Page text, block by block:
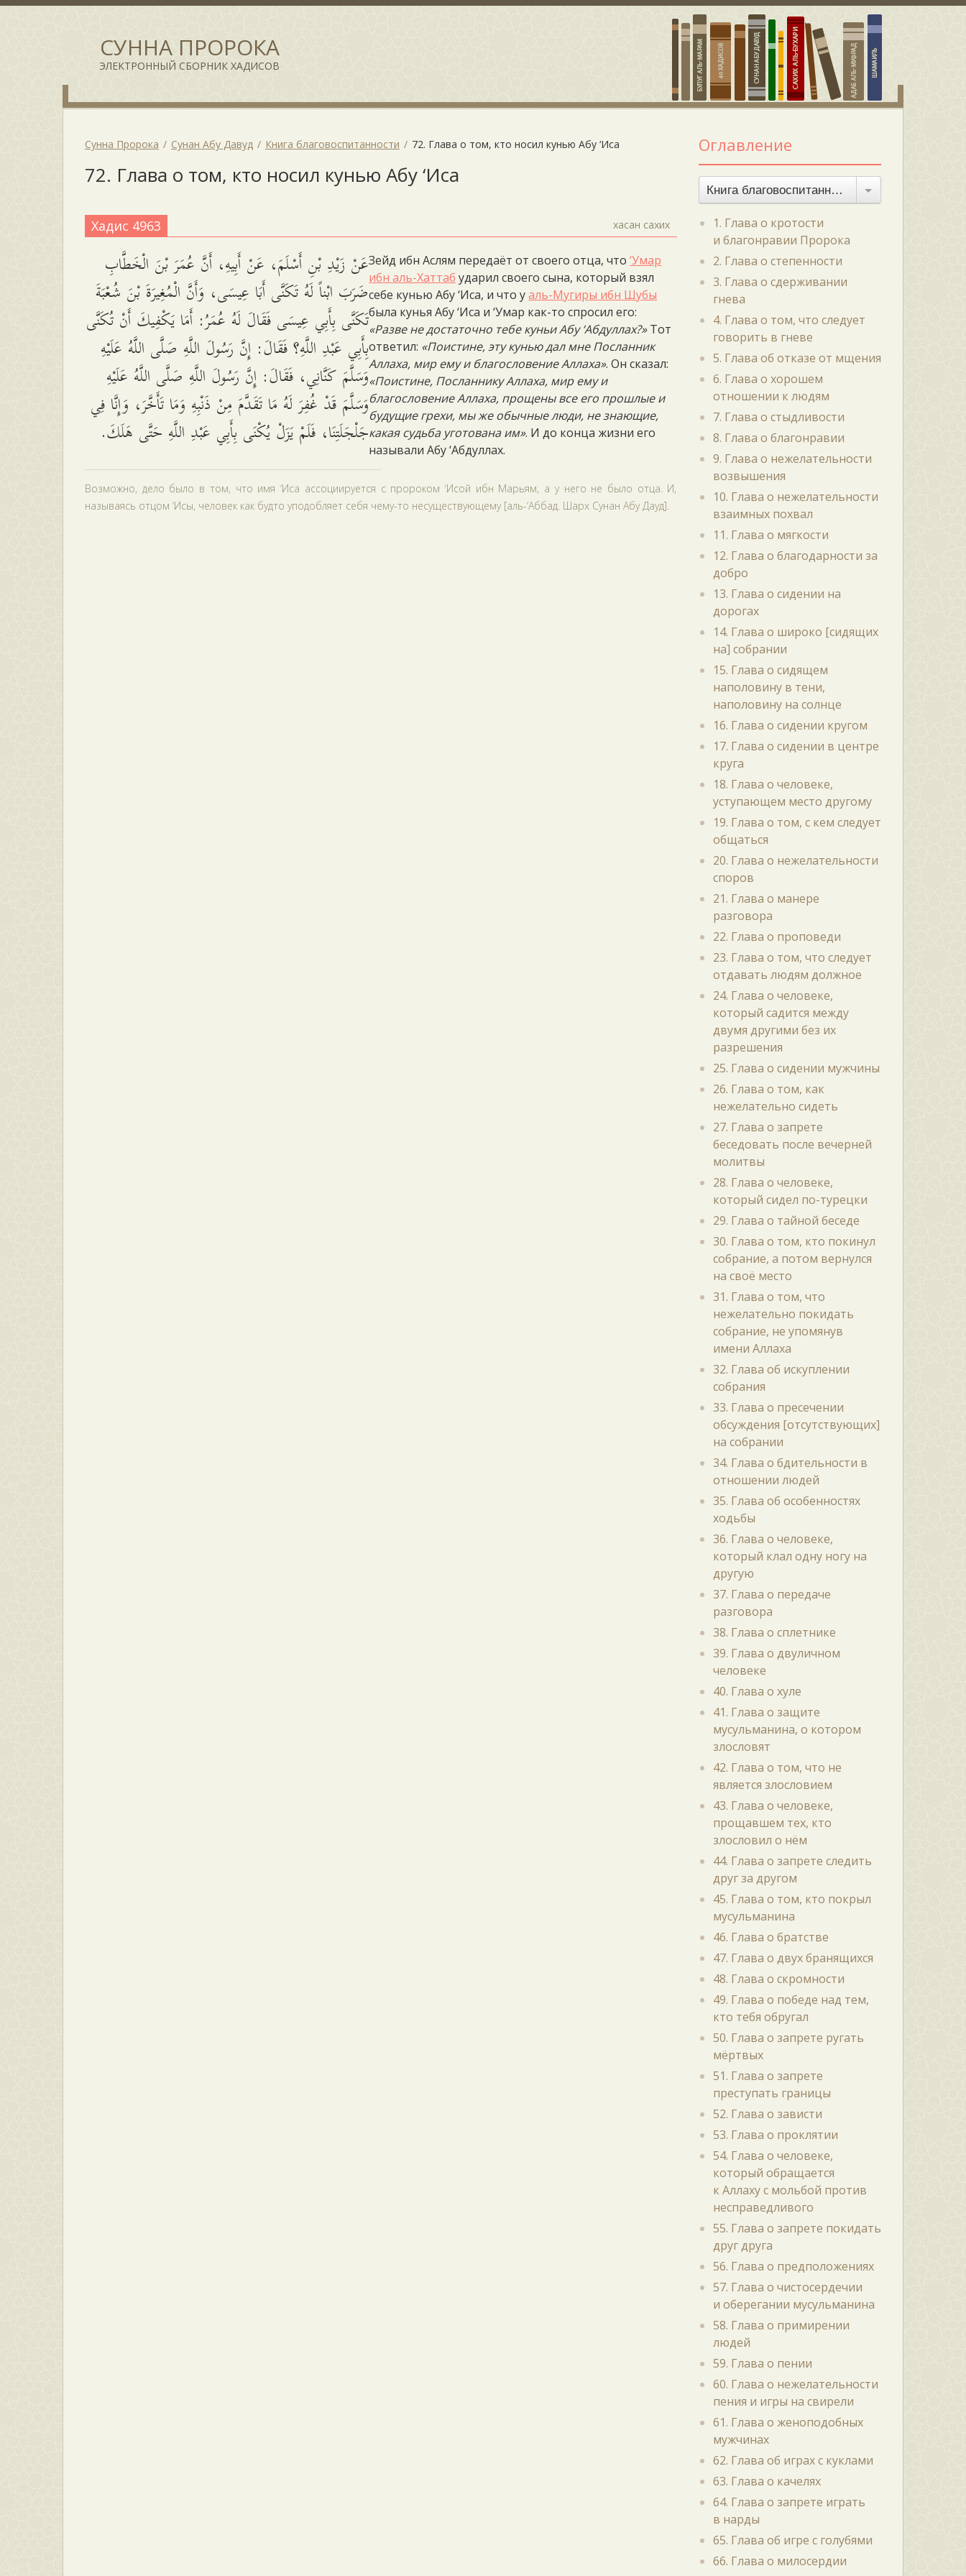
СУННА ПРОРОКА
ЭЛЕКТРОННЫЙ СБОРНИК ХАДИСОВ
Сунна Пророка Сунан Абу Давуд Книга благовоспитанности 72. Глава о том, кто носил кунью Абу ‘Иса
72. Глава о том, кто носил кунью Абу ‘Иса
Хадис 4963 хасан сахих
عَنْ زَيْدِ بْنِ أَسْلَمَ، عَنْ أَبِيهِ، أَنَّ عُمَرَ بْنَ الْخَطَّابِ
ضَرَبَ ابْناً لَهُ تَكَنَّى أَبَا عِيسَى، وَأَنَّ الْمُغِيرَةَ بْنَ شُعْبَةَ
تَكَنَّى بِأَبِي عِيسَى فَقَالَ لَهُ عُمَرُ: أَمَا يَكْفِيكَ أَنْ تُكَنَّى
بِأَبِي عَبْدِ اللَّهِ؟ فَقَالَ: إِنَّ رَسُولَ اللَّهِ صَلَّى اللَّهُ عَلَيْهِ
وَسَلَّمَ كَنَّانِي، فَقَالَ: إِنَّ رَسُولَ اللَّهِ صَلَّى اللَّهُ عَلَيْهِ
وَسَلَّمَ قَدْ غُفِرَ لَهُ مَا تَقَدَّمَ مِنْ ذَنْبِهِ وَمَا تَأَخَّرَ، وَإِنَّا فِي
جَلْجَلَتِنَا، فَلَمْ يَزَلْ يُكْنَى بِأَبِي عَبْدِ اللَّهِ حَتَّى هَلَكَ.
Зейд ибн Аслям передаёт от своего отца, что‘Умар
ибн аль-Хаттаб ударил своего сына, который взял
себе кунью Абу ‘Иса, и что уаль-Мугиры ибн Шубы
была кунья Абу ‘Иса и ‘Умар как-то спросил его:
«Разве не достаточно тебе куньи Абу ‘Абдуллах?»Тот
ответил: «Поистине, эту кунью дал мне Посланник
Аллаха, мир ему и благословение Аллаха». Он сказал:
«Поистине, Посланнику Аллаха, мир ему и
благословение Аллаха, прощены все его прошлые и
будущие грехи, мы же обычные люди, не знающие,
какая судьба уготована им». И до конца жизни его
называли Абу ‘Абдуллах.
Возможно, дело было в том, что имя ‘Иса ассоциируется с пророком ‘Исой ибн Марьям, а у него не было отца. И,
называясь отцом ‘Исы, человек как будто уподобляет себя чему-то несуществующему [аль-‘Аббад. Шарх Сунан Абу Дауд].
Оглавление
Книга благовоспитанности
1. Глава о кротости
и благонравии Пророка
2. Глава о степенности
3. Глава о сдерживании
гнева
4. Глава о том, что следует
говорить в гневе
5. Глава об отказе от мщения
6. Глава о хорошем
отношении к людям
7. Глава о стыдливости
8. Глава о благонравии
9. Глава о нежелательности
возвышения
10. Глава о нежелательности
взаимных похвал
11. Глава о мягкости
12. Глава о благодарности за
добро
13. Глава о сидении на
дорогах
14. Глава о широко [сидящих
на] собрании
15. Глава о сидящем
наполовину в тени,
наполовину на солнце
16. Глава о сидении кругом
17. Глава о сидении в центре
круга
18. Глава о человеке,
уступающем место другому
19. Глава о том, с кем следует
общаться
20. Глава о нежелательности
споров
21. Глава о манере
разговора
22. Глава о проповеди
23. Глава о том, что следует
отдавать людям должное
24. Глава о человеке,
который садится между
двумя другими без их
разрешения
25. Глава о сидении мужчины
26. Глава о том, как
нежелательно сидеть
27. Глава о запрете
беседовать после вечерней
молитвы
28. Глава о человеке,
который сидел по-турецки
29. Глава о тайной беседе
30. Глава о том, кто покинул
собрание, а потом вернулся
на своё место
31. Глава о том, что
нежелательно покидать
собрание, не упомянув
имени Аллаха
32. Глава об искуплении
собрания
33. Глава о пресечении
обсуждения [отсутствующих]
на собрании
34. Глава о бдительности в
отношении людей
35. Глава об особенностях
ходьбы
36. Глава о человеке,
который клал одну ногу на
другую
37. Глава о передаче
разговора
38. Глава о сплетнике
39. Глава о двуличном
человеке
40. Глава о хуле
41. Глава о защите
мусульманина, о котором
злословят
42. Глава о том, что не
является злословием
43. Глава о человеке,
прощавшем тех, кто
злословил о нём
44. Глава о запрете следить
друг за другом
45. Глава о том, кто покрыл
мусульманина
46. Глава о братстве
47. Глава о двух бранящихся
48. Глава о скромности
49. Глава о победе над тем,
кто тебя обругал
50. Глава о запрете ругать
мёртвых
51. Глава о запрете
преступать границы
52. Глава о зависти
53. Глава о проклятии
54. Глава о человеке,
который обращается
к Аллаху с мольбой против
несправедливого
55. Глава о запрете покидать
друг друга
56. Глава о предположениях
57. Глава о чистосердечии
и оберегании мусульманина
58. Глава о примирении
людей
59. Глава о пении
60. Глава о нежелательности
пения и игры на свирели
61. Глава о женоподобных
мужчинах
62. Глава об играх с куклами
63. Глава о качелях
64. Глава о запрете играть
в нарды
65. Глава об игре с голубями
66. Глава о милосердии